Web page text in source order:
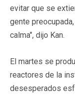
evitar que se
gente
calma", dijo Kan.
El martes se
reactores de la
desesperados